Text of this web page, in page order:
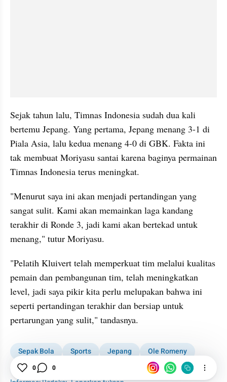
Sejak tahun lalu, Timnas Indonesia sudah dua kali
bertemu Jepang. Yang pertama, Jepang menang 3-1 di
Piala Asia, lalu kedua menang 4-0 di GBK. Fakta ini
tak membuat Moriyasu santai karena baginya permainan
Timnas Indonesia terus meningkat.
"Menurut saya ini akan menjadi pertandingan yang
sangat sulit. Kami akan memainkan laga kandang
terakhir di Ronde 3, jadi kami akan bertekad untuk
menang," tutur Moriyasu.
"Pelatih Kluivert telah memperkuat tim melalui kualitas
pemain dan pembangunan tim, telah meningkatkan
level, jadi saya pikir kita perlu melupakan bahwa ini
seperti pertandingan terakhir dan bersiap untuk
pertarungan yang sulit," tandasnya.
Sepak Bola Sports Jepang
Ole Romeny
Timnas Indonesia
Kualifikasi Piala Dunia
0 0